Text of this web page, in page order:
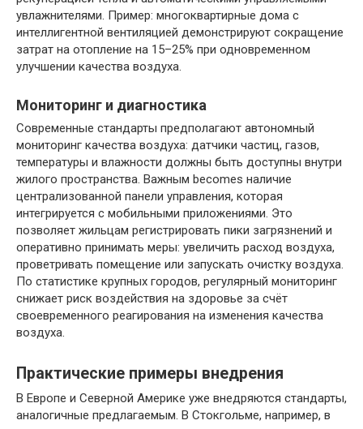
увлажнителями. Пример: многоквартирные дома с
интеллигентной вентиляцией демонстрируют сокращение
затрат на отопление на 15–25% при одновременном
улучшении качества воздуха.
Мониторинг и диагностика
Современные стандарты предполагают автономный
мониторинг качества воздуха: датчики частиц, газов,
температуры и влажности должны быть доступны внутри
жилого пространства. Важным becomes наличие
централизованной панели управления, которая
интегрируется с мобильными приложениями. Это
позволяет жильцам регистрировать пики загрязнений и
оперативно принимать меры: увеличить расход воздуха,
проветривать помещение или запускать очистку воздуха.
По статистике крупных городов, регулярный мониторинг
снижает риск воздействия на здоровье за счёт
своевременного реагирования на изменения качества
воздуха.
Практические примеры внедрения
В Европе и Северной Америке уже внедряются стандарты,
аналогичные предлагаемым. В Стокгольме, например, в